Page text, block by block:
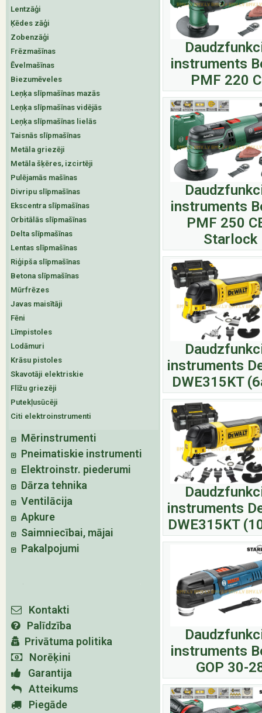
Lentzāģi
Ķēdes zāģi
Zobenzāģi
Frēzmašīnas
Ēvelmašīnas
Biezumēveles
Leņķa slīpmašīnas mazās
Leņķa slīpmašīnas vidējās
Leņķa slīpmašīnas lielās
Taisnās slīpmašīnas
Metāla griezēji
Metāla šķēres, izcirtēji
Pulējamās mašīnas
Divripu slīpmašīnas
Ekscentra slīpmašīnas
Orbitālās slīpmašīnas
Delta slīpmašīnas
Lentas slīpmašīnas
Riģipša slīpmašīnas
Betona slīpmašīnas
Mūrfrēzes
Javas maisītāji
Fēni
Līmpistoles
Lodāmuri
Krāsu pistoles
Skavotāji elektriskie
Flīžu griezēji
Putekļusūcēji
Citi elektroinstrumenti
Mērinstrumenti
Pneimatiskie instrumenti
Elektroinstr. piederumi
Dārza tehnika
Ventilācija
Apkure
Saimniecībai, mājai
Pakalpojumi
Kontakti
Palīdzība
Privātuma politika
Norēķini
Garantija
Atteikums
Piegāde
instruments
PMF 220
instruments
PMF 250
Starlock
instruments
DWE315KT
instruments
DWE315KT
instruments
GOP 30-